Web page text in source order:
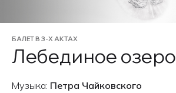
БАЛЕТ В 3-Х АКТАХ
Лебединое озеро
Музыка: Петра Чайковского